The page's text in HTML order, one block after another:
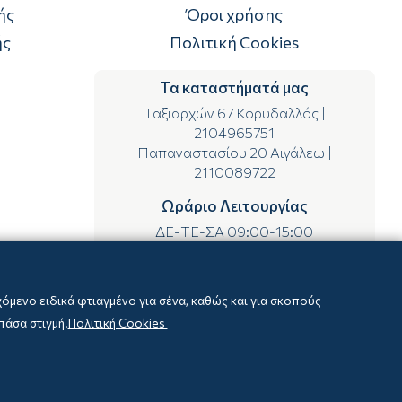
Όροι χρήσης
Πολιτική Cookies
Τα καταστήματά μας
Ταξιαρχών 67 Κορυδαλλός|
2104965751
Παπαναστασίου 20 Αιγάλεω |
2110089722
Ωράριο Λειτουργίας
ΔΕ-ΤΕ-ΣΑ 09:00-15:00
ειδικά φτιαγμένο για σένα, καθώς και για σκοπούς
στιγμή.Πολιτική Cookies